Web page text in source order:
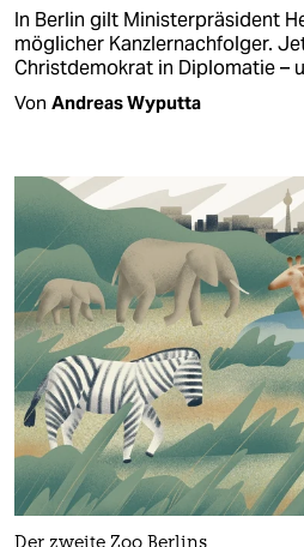
In Berlin gilt Ministerpräsident
möglicher Kanzlernachfolger.
Christdemokrat in Diplomatie –
Von Andreas Wyputta